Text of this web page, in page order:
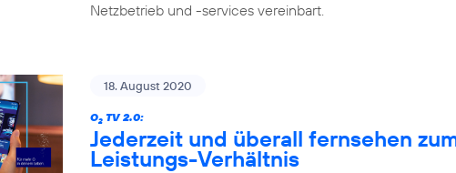
Netzbetrieb und -services vereinbart.
18. August 2020
O2 TV 2.0:
Jederzeit und überall fernsehen
Leistungs-Verhältnis